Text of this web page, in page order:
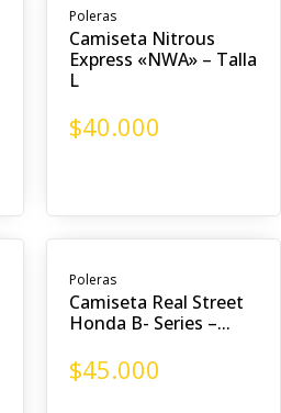
Poleras
Camiseta Nitrous
Express «NWA» – Talla
L
$40.000
Poleras
Camiseta Real Street
Honda B- Series –...
$45.000